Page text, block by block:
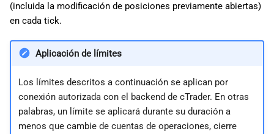
日本語
z(incluida la modificación de posiciones previamente abiertas)
en cada tick.
Aplicación de límites
Los límites descritos a continuación se aplican por
conexión autorizada con el backend de cTrader. En otras
palabras, un límite se aplicará durante su duración a
menos que cambie de cuentas de operaciones, cierre